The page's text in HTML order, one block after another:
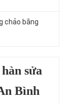
chảo bằng
sửa
Bình